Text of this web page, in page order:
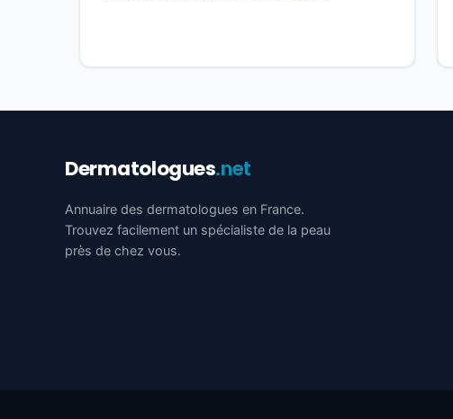
Dermatologues.net
Annuaire des dermatologues en France.
Trouvez facilement un spécialiste de la peau
près de chez vous.